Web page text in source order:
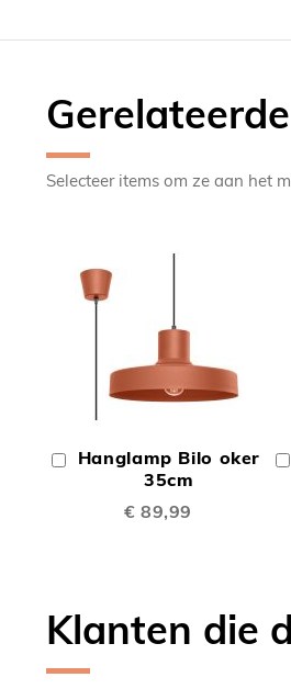
Selecteer items om ze aan het
Hanglamp Bilo oker
35cm
€ 89,99
In
Winkelwagen
Klanten die